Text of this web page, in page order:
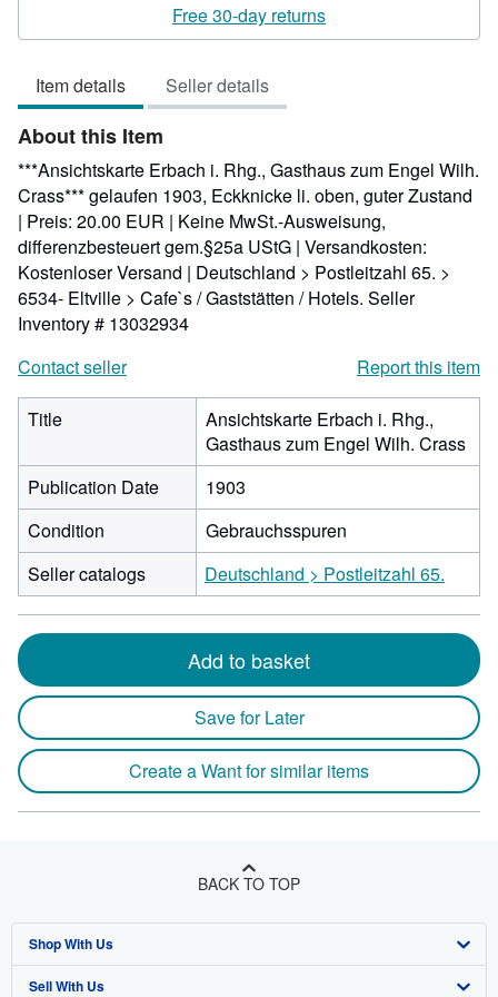
out
Free 30-day returns
Item details Seller details
About this Item
***Ansichtskarte Erbach i. Rhg., Gasthaus zum Engel Wilh.
Crass*** gelaufen 1903, Eckknicke li. oben, guter Zustand
| Preis: 20.00 EUR | Keine MwSt.-Ausweisung,
differenzbesteuert gem.§25a UStG | Versandkosten:
Kostenloser Versand | Deutschland > Postleitzahl 65. >
6534- Eltville > Cafe`s / Gaststätten / Hotels. Seller
Inventory # 13032934
Contact seller
Report this item
Title
Ansichtskarte Erbach i. Rhg.,
Gasthaus zum Engel Wilh. Crass
Publication Date
1903
Condition
Gebrauchsspuren
Seller catalogs
Deutschland > Postleitzahl 65.
Add to basket
Save for Later
Create a Want for similar items
BACK TO TOP
Shop With Us
Advanced Search
Sell With Us